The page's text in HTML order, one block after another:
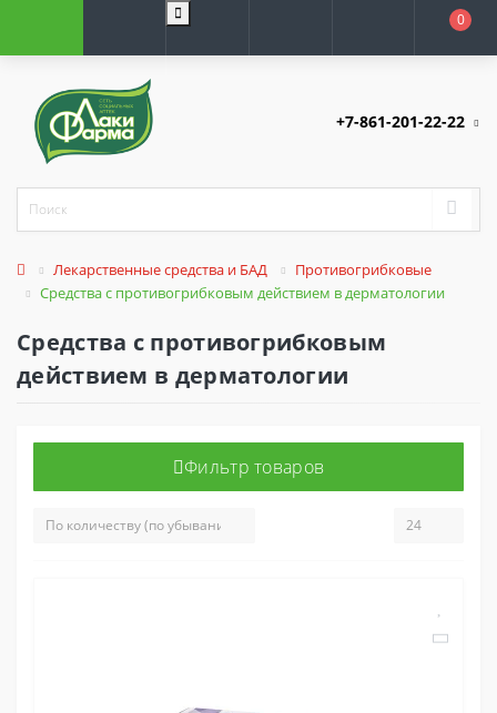
0
+7-861-201-22-22
Лекарственные средства и БАД
Противогрибковые
Средства с противогрибковым действием в дерматологии
Средства с противогрибковым
действием в дерматологии
Фильтр товаров